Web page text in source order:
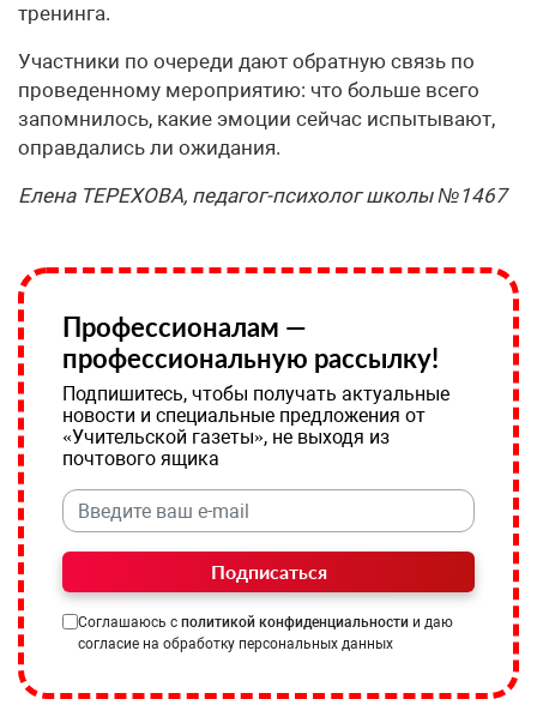
тренинга.
Участники по очереди дают обратную связь по
проведенному мероприятию: что больше всего
запомнилось, какие эмоции сейчас испытывают,
оправдались ли ожидания.
Елена ТЕРЕХОВА, педагог-психолог школы №1467
Профессионалам —
профессиональную рассылку!
Подпишитесь, чтобы получать актуальные
новости и специальные предложения от
«Учительской газеты», не выходя из
почтового ящика
Подписаться
Соглашаюсь с политикой конфиденциальности и даю
согласие на обработку персональных данных